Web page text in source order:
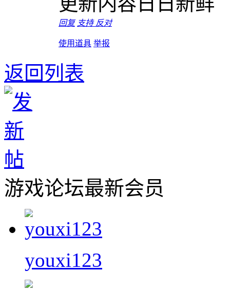
回复 支持 反对
使用道具 举报
返回列表
游戏论坛最新会员
youxi123